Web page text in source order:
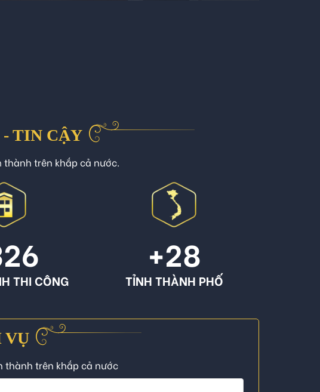
TIN CẬY
thành trên khắp cả nước.
THI CÔNG
+28
TỈNH THÀNH PHỐ
VỤ
thành trên khắp cả nước